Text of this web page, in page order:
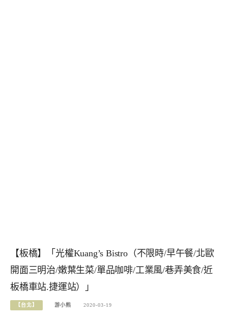
【板橋】「光權Kuang’s Bistro（不限時/早午餐/北歐
開面三明治/嫩葉生菜/單品咖啡/工業風/巷弄美食/近
板橋車站.捷運站）」
【台北】 游小熊 2020-03-19